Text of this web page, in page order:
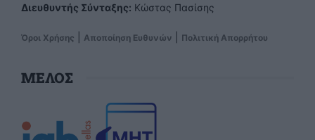
Διευθυντής Σύνταξης: Κώστας Πασίσης
Όροι Χρήσης Αποποίηση Ευθυνών Πολιτική Απορρήτου
ΜΕΛΟΣ